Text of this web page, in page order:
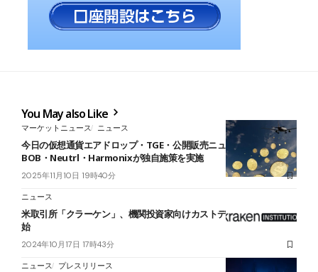
You May also Like
マーケットニュース ニュース
今日の仮想通貨エアドロップ・TGE・公開販売ニュース 11月10日｜
BOB・Neutrl・Harmonixが独自施策を実施
2025年11月10日 19時40分
ニュース
米取引所「クラーケン」、機関投資家向けカストディサービスを開
始
2024年10月17日 17時43分
ニュース プレスリリース